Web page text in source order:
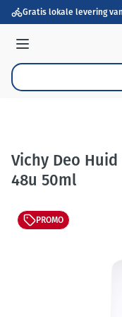
Ga naar de inhoud
Gratis lokale levering
Menu
Product, merk,
Vichy Deo
48u 50ml
PROMO